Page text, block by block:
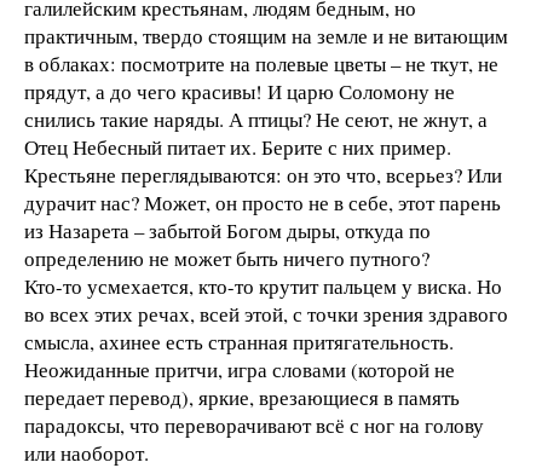
галилейским крестьянам, людям бедным, но
практичным, твердо стоящим на земле и не витающим
в облаках: посмотрите на полевые цветы – не ткут, не
прядут, а до чего красивы! И царю Соломону не
снились такие наряды. А птицы? Не сеют, не жнут, а
Отец Небесный питает их. Берите с них пример.
Крестьяне переглядываются: он это что, всерьез? Или
дурачит нас? Может, он просто не в себе, этот парень
из Назарета – забытой Богом дыры, откуда по
определению не может быть ничего путного?
Кто-то усмехается, кто-то крутит пальцем у виска. Но
во всех этих речах, всей этой, с точки зрения здравого
смысла, ахинее есть странная притягательность.
Неожиданные притчи, игра словами (которой не
передает перевод), яркие, врезающиеся в память
парадоксы, что переворачивают всё с ног на голову
или наоборот.